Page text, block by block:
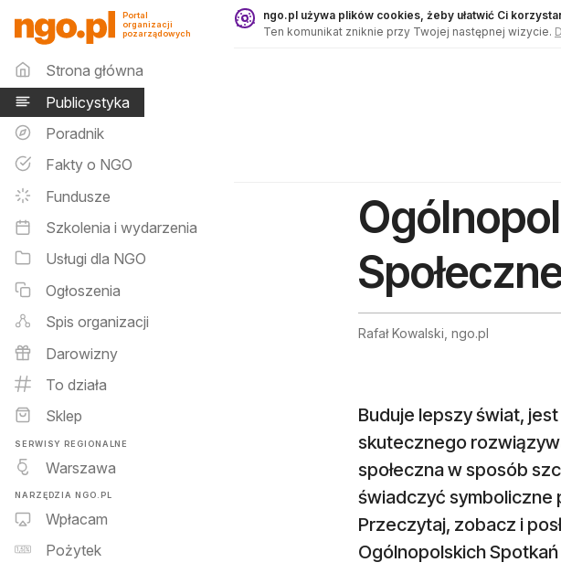
Publicystyka - ngo.pl
Portal
organizacji
pozarządowych
Menu główne
Strona główna
Publicystyka
Poradnik
Fakty o NGO
Fundusze
Szkolenia i wydarzenia
Usługi dla NGO
Ogłoszenia
Spis organizacji
Darowizny
To działa
Sklep
SERWISY REGIONALNE
Warszawa
NARZĘDZIA NGO.PL
Wpłacam
Pożytek
ngo.pl używa plików cookies, żeby ułatwić Ci
Ten komunikat zniknie przy Twojej następnej wizycie.
Rafał Kowalski, ngo.pl
Buduje lepszy świat,
skutecznego
społeczna w sposób
świadczyć symboliczne
Przeczytaj, zobacz i
Ogólnopolskich Spotkań